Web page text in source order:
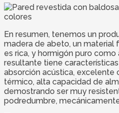
En resumen, tenemos un
madera de abeto, un material
es rica, y hormigón puro
resultante tiene
absorción acústica, excelente
térmico, alta capacidad de
demostrando ser muy
podredumbre,